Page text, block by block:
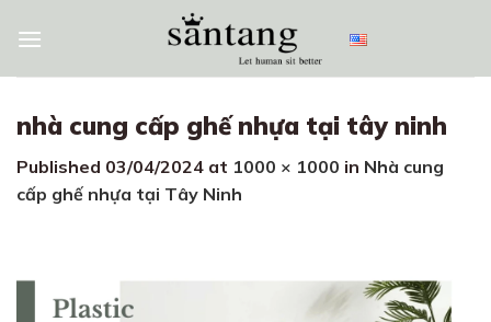
nhà cung cấp ghế nhựa tại tây ninh
Published 03/04/2024 at 1000 × 1000 in Nhà cung
cấp ghế nhựa tại Tây Ninh